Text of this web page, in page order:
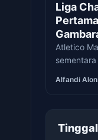
Liga
Final
Atletico
pertama
Alfandi